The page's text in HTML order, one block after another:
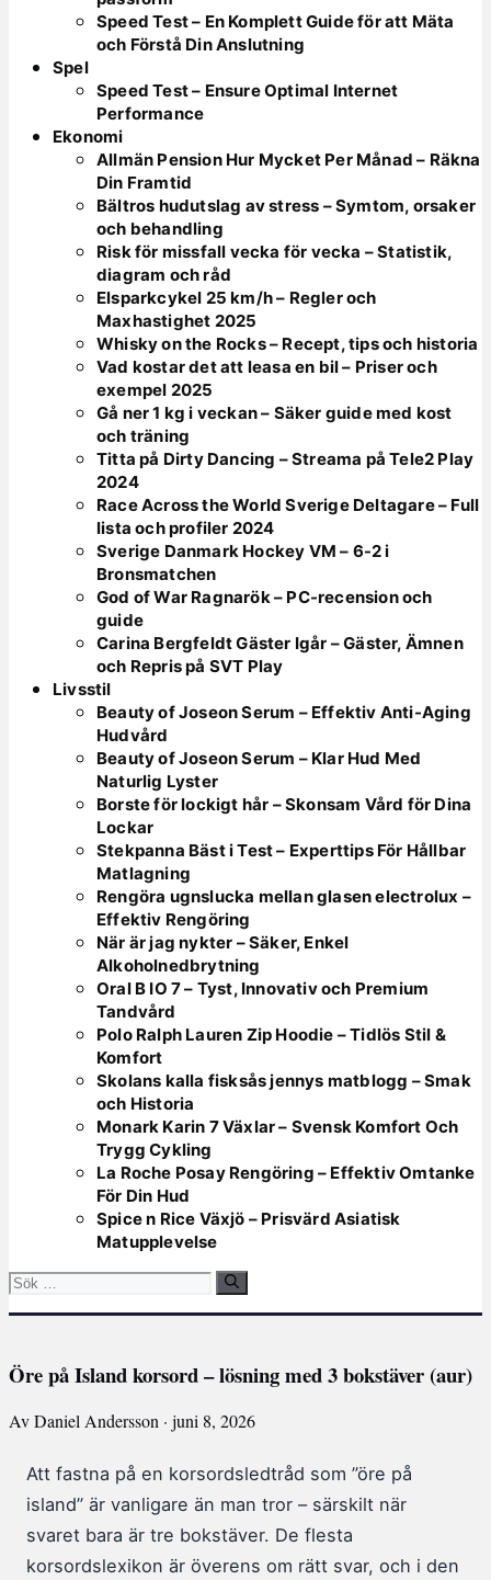
Speed Test – En Komplett Guide för att Mäta
och Förstå Din Anslutning
Spel
Speed Test – Ensure Optimal Internet
Performance
Ekonomi
Allmän Pension Hur Mycket Per Månad – Räkna
Din Framtid
Bältros hudutslag av stress – Symtom, orsaker
och behandling
Risk för missfall vecka för vecka – Statistik,
diagram och råd
Elsparkcykel 25 km/h – Regler och
Maxhastighet 2025
Whisky on the Rocks – Recept, tips och historia
Vad kostar det att leasa en bil – Priser och
exempel 2025
Gå ner 1 kg i veckan – Säker guide med kost
och träning
Titta på Dirty Dancing – Streama på Tele2 Play
2024
Race Across the World Sverige Deltagare – Full
lista och profiler 2024
Sverige Danmark Hockey VM – 6-2 i
Bronsmatchen
God of War Ragnarök – PC-recension och
guide
Carina Bergfeldt Gäster Igår – Gäster, Ämnen
och Repris på SVT Play
Livsstil
Beauty of Joseon Serum – Effektiv Anti-Aging
Hudvård
Beauty of Joseon Serum – Klar Hud Med
Naturlig Lyster
Borste för lockigt hår – Skonsam Vård för Dina
Lockar
Stekpanna Bäst i Test – Experttips För Hållbar
Matlagning
Rengöra ugnslucka mellan glasen electrolux –
Effektiv Rengöring
När är jag nykter – Säker, Enkel
Alkoholnedbrytning
Oral B IO 7 – Tyst, Innovativ och Premium
Tandvård
Polo Ralph Lauren Zip Hoodie – Tidlös Stil &
Komfort
Skolans kalla fisksås jennys matblogg – Smak
och Historia
Monark Karin 7 Växlar – Svensk Komfort Och
Trygg Cykling
La Roche Posay Rengöring – Effektiv Omtanke
För Din Hud
Spice n Rice Växjö – Prisvärd Asiatisk
Matupplevelse
Sök
Öre på Island korsord – lösning med 3 bokstäver (aur)
Av Daniel Andersson · juni 8, 2026
Att fastna på en korsordsledtråd som ”öre på
island” är vanligare än man tror – särskilt när
svaret bara är tre bokstäver. De flesta
korsordslexikon är överens om rätt svar, och i den